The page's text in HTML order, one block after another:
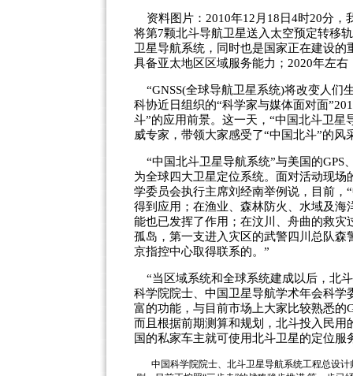
资料图片：2010年12月18日4时20分，
将第7颗北斗导航卫星送入太空预定转移
卫星导航系统，同时也是国家正在建设
具备亚太地区区域服务能力；2020年左
“GNSS(全球导航卫星系统)将改变人们
科协近日组织的“科学家与媒体面对面
斗”的应用前景。这一天，“中国北斗卫星
威专家，带领大家感受了“中国北斗”的风
“中国北斗卫星导航系统”与美国的GPS
为全球四大卫星定位系统。面对活动现
学委员会执行主席刘经南举例说，目前，
得到应用；在渔业、森林防火、水域及
能也已发挥了作用；在汶川、舟曲的救灾
孤岛，第一支进入灾区的武警四川总队
京指控中心取得联系的。”
“当区域系统和全球系统建成以后，北
科学院院士、中国卫星导航学术年会科
富的功能，与目前市场上大家比较熟悉的
而且根据前期测算和规划，北斗投入民用
国的私家车主就可使用北斗卫星的定位服
中国科学院院士、北斗卫星导航系统工程总设